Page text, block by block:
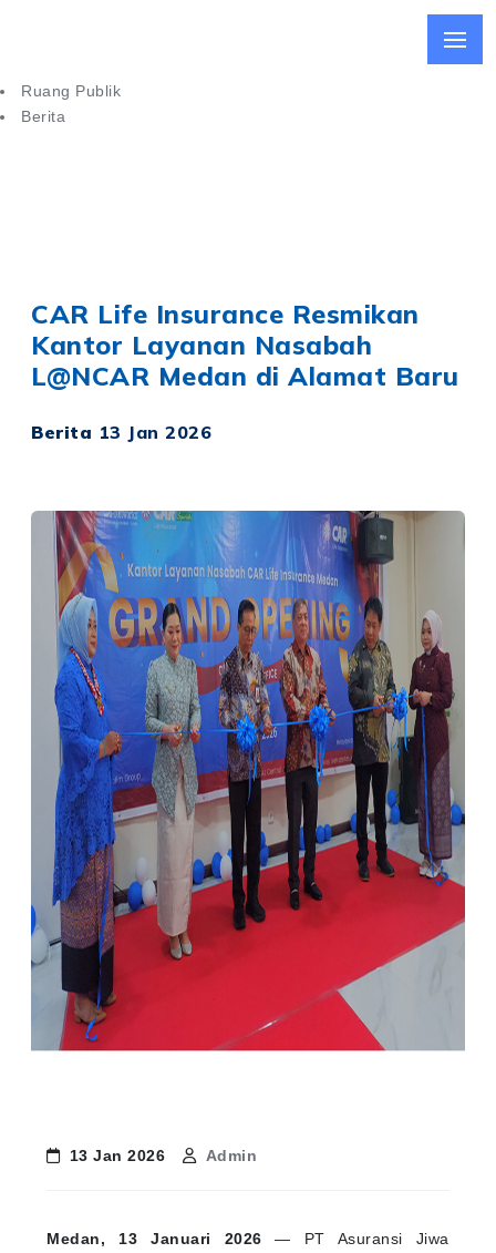
Ruang Publik
Berita
CAR Life Insurance Resmikan
Kantor Layanan Nasabah
L@NCAR Medan di Alamat Baru
Berita 13 Jan 2026
13 Jan 2026 Admin
Medan, 13 Januari 2026 — PT Asuransi Jiwa